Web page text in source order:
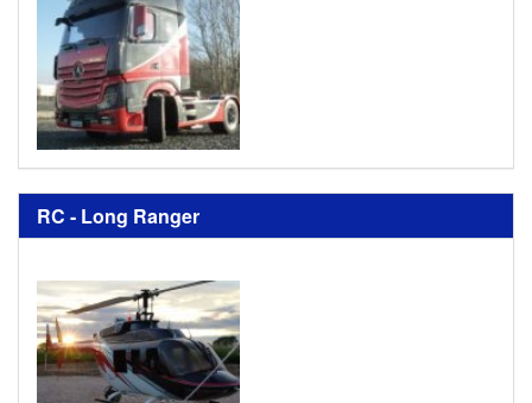
RC - Long Ranger